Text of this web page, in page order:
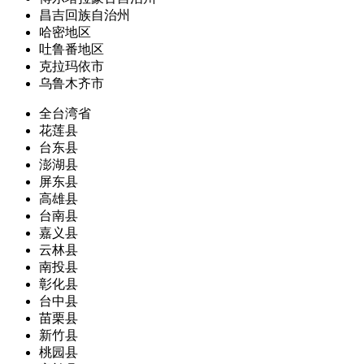
昌吉回族自治州
哈密地区
吐鲁番地区
克拉玛依市
乌鲁木齐市
全台湾省
花莲县
台东县
澎湖县
屏东县
高雄县
台南县
嘉义县
云林县
南投县
彰化县
台中县
苗栗县
新竹县
桃园县